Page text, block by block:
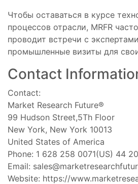
Чтобы оставаться в курсе
процессов отрасли, MRFR
проводит встречи с
промышленные визиты для
Contact
Contact:
Market Research Future®
99 Hudson Street,5Th Floor
New York, New York 10013
United States of America
Phone: 1 628 258 0071(US) 44
Email:
Website: https://